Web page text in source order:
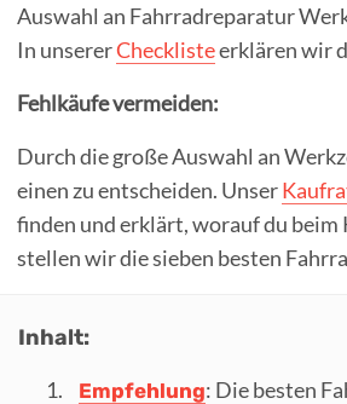
Auswahl an Fahrradreparatur
In unsererChecklisteerklären wir
Fehlkäufe vermeiden:
Durch die große Auswahl an
einen zu entscheiden. Unser
finden und erklärt, worauf du beim
stellen wir die sieben besten
Inhalt:
Empfehlung: Die besten